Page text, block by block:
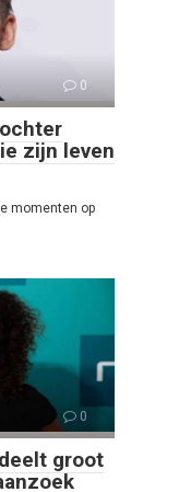
0
zijn leven
momenten op
0
groot